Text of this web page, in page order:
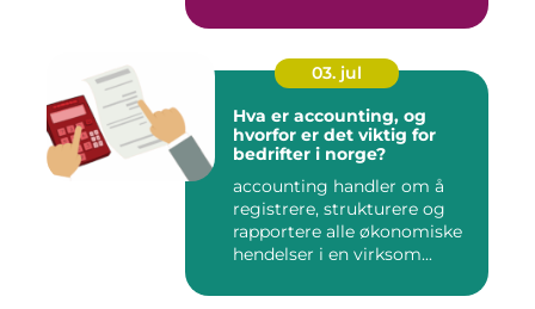
03. jul
Hva er accounting, og
hvorfor er det viktig for
bedrifter i norge?
accounting handler om å
registrere, strukturere og
rapportere alle økonomiske
hendelser i en virksom...